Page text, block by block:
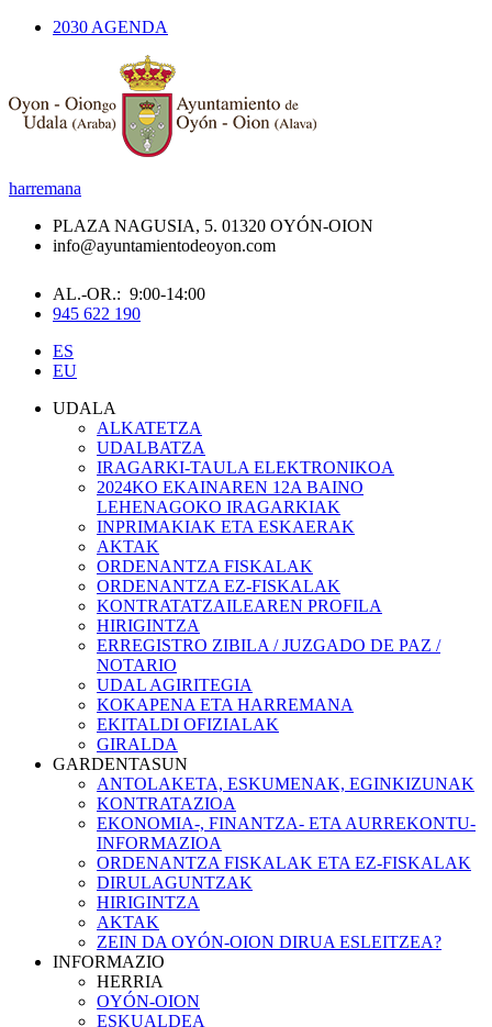
2030 AGENDA
harremana
PLAZA NAGUSIA, 5. 01320 OYÓN-OION
info@ayuntamientodeoyon.com
AL.-OR.: 9:00-14:00
945 622 190
ES
EU
UDALA
ALKATETZA
UDALBATZA
IRAGARKI-TAULA ELEKTRONIKOA
2024KO EKAINAREN 12A BAINO
LEHENAGOKO IRAGARKIAK
INPRIMAKIAK ETA ESKAERAK
AKTAK
ORDENANTZA FISKALAK
ORDENANTZA EZ-FISKALAK
KONTRATATZAILEAREN PROFILA
HIRIGINTZA
ERREGISTRO ZIBILA / JUZGADO DE PAZ /
NOTARIO
UDAL AGIRITEGIA
KOKAPENA ETA HARREMANA
EKITALDI OFIZIALAK
GIRALDA
GARDENTASUN
ANTOLAKETA, ESKUMENAK, EGINKIZUNAK
KONTRATAZIOA
EKONOMIA-, FINANTZA- ETA AURREKONTU-
INFORMAZIOA
ORDENANTZA FISKALAK ETA EZ-FISKALAK
DIRULAGUNTZAK
HIRIGINTZA
AKTAK
ZEIN DA OYÓN-OION DIRUA ESLEITZEA?
INFORMAZIO
HERRIA
OYÓN-OION
ESKUALDEA